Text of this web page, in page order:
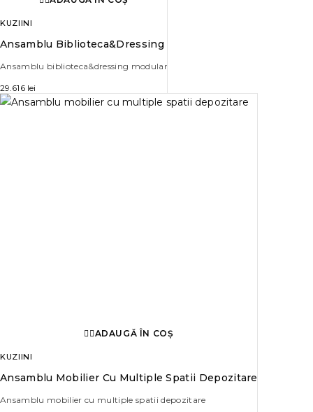
KUZIINI
Ansamblu Biblioteca&dressing
Ansamblu biblioteca&dressing modular
29.616 lei
ADAUGĂ ÎN COȘ
KUZIINI
Ansamblu Mobilier Cu Multiple Spatii Depozitare
Ansamblu mobilier cu multiple spatii depozitare